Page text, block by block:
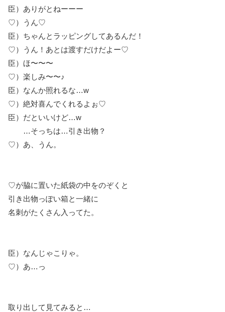
臣）ありがとねーーー
♡）うん♡
臣）ちゃんとラッピングしてあるんだ！
♡）うん！あとは渡すだけだよー♡
臣）ほ〜〜〜
♡）楽しみ〜〜♪
臣）なんか照れるな…w
♡）絶対喜んでくれるよぉ♡
臣）だといいけど…w
…そっちは…引き出物？
♡）あ、うん。
♡が脇に置いた紙袋の中をのぞくと
引き出物っぽい箱と一緒に
名刺がたくさん入ってた。
臣）なんじゃこりゃ。
♡）あ…っ
取り出して見てみると…